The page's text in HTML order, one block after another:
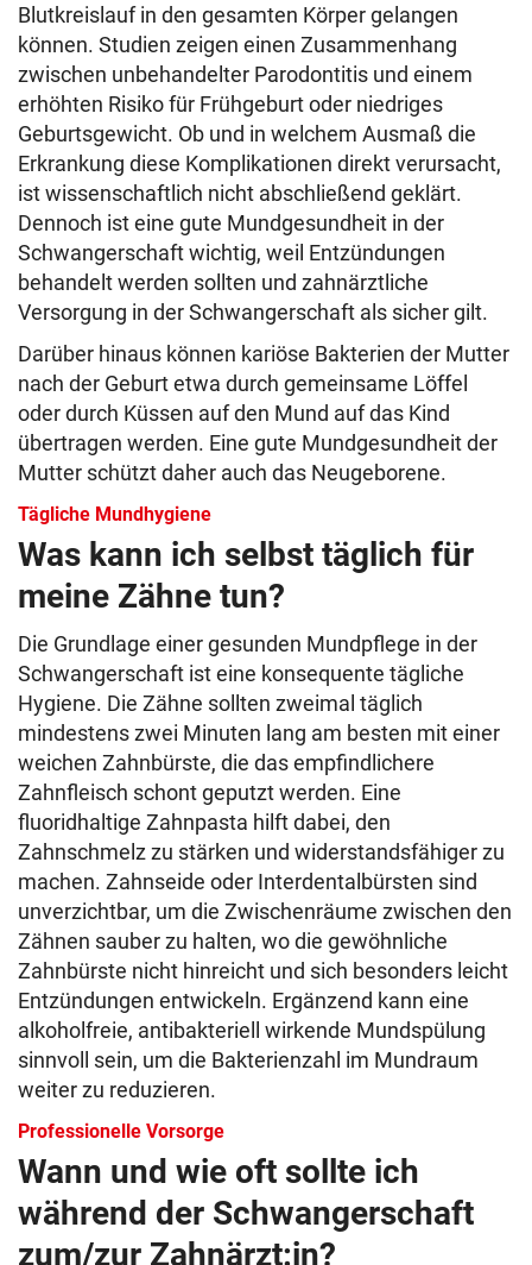
Blutkreislauf in den gesamten Körper gelangen
können. Studien zeigen einen Zusammenhang
zwischen unbehandelter Parodontitis und einem
erhöhten Risiko für Frühgeburt oder niedriges
Geburtsgewicht. Ob und in welchem Ausmaß die
Erkrankung diese Komplikationen direkt verursacht,
ist wissenschaftlich nicht abschließend geklärt.
Dennoch ist eine gute Mundgesundheit in der
Schwangerschaft wichtig, weil Entzündungen
behandelt werden sollten und zahnärztliche
Versorgung in der Schwangerschaft als sicher gilt.
Darüber hinaus können kariöse Bakterien der Mutter
nach der Geburt etwa durch gemeinsame Löffel
oder durch Küssen auf den Mund auf das Kind
übertragen werden. Eine gute Mundgesundheit der
Mutter schützt daher auch das Neugeborene.
Tägliche Mundhygiene
Was kann ich selbst täglich für
meine Zähne tun?
Die Grundlage einer gesunden Mundpflege in der
Schwangerschaft ist eine konsequente tägliche
Hygiene. Die Zähne sollten zweimal täglich
mindestens zwei Minuten lang am besten mit einer
weichen Zahnbürste, die das empfindlichere
Zahnfleisch schont geputzt werden. Eine
fluoridhaltige Zahnpasta hilft dabei, den
Zahnschmelz zu stärken und widerstandsfähiger zu
machen. Zahnseide oder Interdentalbürsten sind
unverzichtbar, um die Zwischenräume zwischen den
Zähnen sauber zu halten, wo die gewöhnliche
Zahnbürste nicht hinreicht und sich besonders leicht
Entzündungen entwickeln. Ergänzend kann eine
alkoholfreie, antibakteriell wirkende Mundspülung
sinnvoll sein, um die Bakterienzahl im Mundraum
weiter zu reduzieren.
Professionelle Vorsorge
Wann und wie oft sollte ich
während der Schwangerschaft
zum/zur Zahnärzt:in?